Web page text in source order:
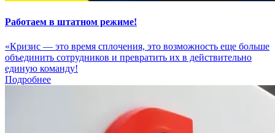
Работаем в штатном режиме!
«Кризис — это время сплочения, это возможность еще больше
объединить сотрудников и превратить их в действительно
единую команду!
Подробнее